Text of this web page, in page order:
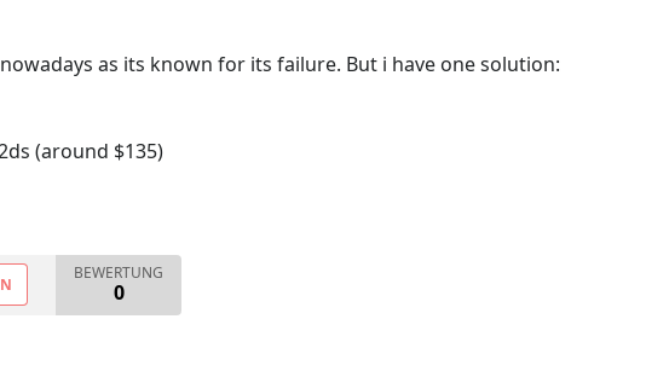
as its known for its failure. But i have one solution:
(around $135)
BEWERTUNG
0